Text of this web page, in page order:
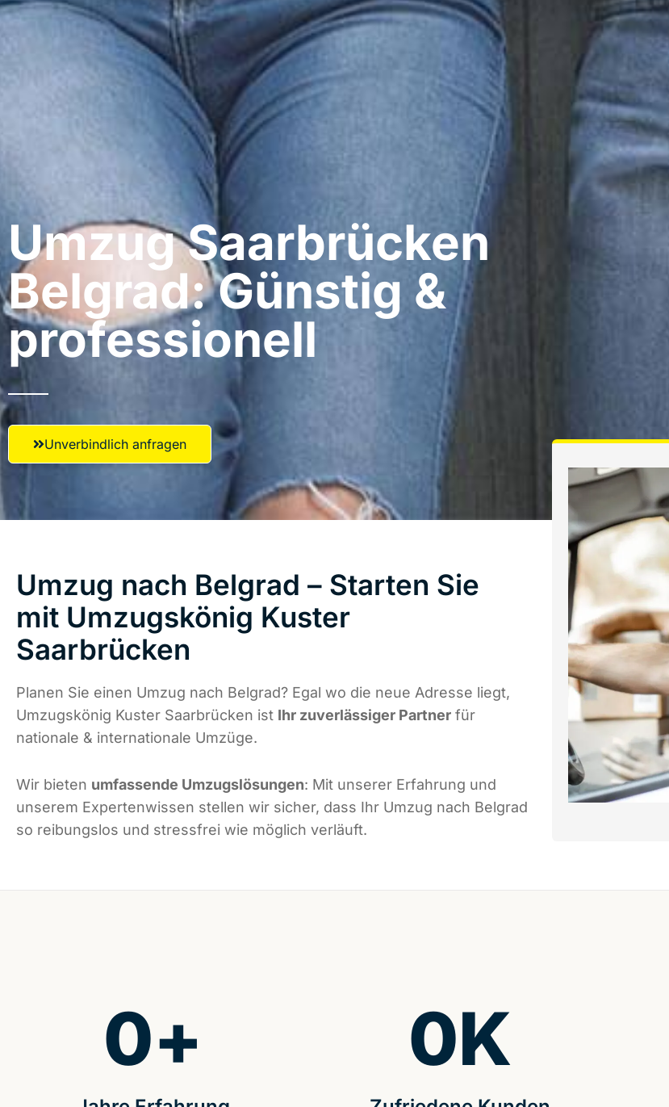
Umzug Saarbrücken​
Belgrad: Günstig &
professionell​
Unverbindlich anfragen
Umzug nach Belgrad – Starten Sie
mit Umzugskönig Kuster
Saarbrücken
Planen Sie einen Umzug nach Belgrad? Egal wo die neue Adresse liegt,
Umzugskönig Kuster Saarbrücken ist Ihr zuverlässiger Partner für
nationale & internationale Umzüge.
Wir bieten umfassende Umzugslösungen: Mit unserer Erfahrung und
unserem Expertenwissen stellen wir sicher, dass Ihr Umzug nach Belgrad
so reibungslos und stressfrei wie möglich verläuft.
0+ 0K